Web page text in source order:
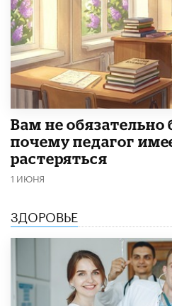
​Вам не обязательно
почему педагог
растеряться
1 ИЮНЯ
ЗДОРОВЬЕ